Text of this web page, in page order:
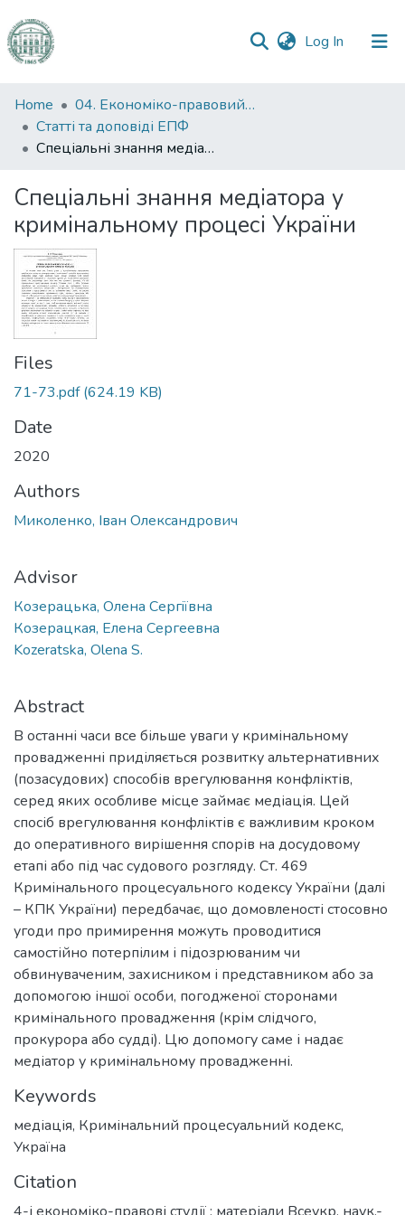
Log In (current)
Communities
&
Collections
Statistics
Home
04. Економіко-правовий факультет
Статті та доповіді ЕПФ
Спеціальні знання медіатора у кримінальному процесі України
Спеціальні знання медіатора у
кримінальному процесі України
Files
71-73.pdf(624.19 KB)
Date
2020
Authors
Миколенко, Іван Олександрович
Advisor
Козерацька, Олена Сергiївна
Козерацкая, Елена Сергеевна
Kozeratska, Olena S.
Abstract
В останні часи все більше уваги у кримінальному
провадженні приділяється розвитку альтернативних
(позасудових) способів врегулювання конфліктів,
серед яких особливе місце займає медіація. Цей
спосіб врегулювання конфліктів є важливим кроком
до оперативного вирішення спорів на досудовому
етапі або під час судового розгляду. Ст. 469
Кримінального процесуального кодексу України (далі
– КПК України) передбачає, що домовленості стосовно
угоди про примирення можуть проводитися
самостійно потерпілим і підозрюваним чи
обвинуваченим, захисником і представником або за
допомогою іншої особи, погодженої сторонами
кримінального провадження (крім слідчого,
прокурора або судді). Цю допомогу саме і надає
медіатор у кримінальному провадженні.
Keywords
медіація, Кримінальний процесуальний кодекс,
Україна
Citation